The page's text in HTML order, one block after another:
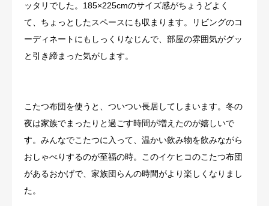
ッタリでした。185×225cmのサイズ感がちょうどよく
て、ちょっとしたスペースにも収まります。リビングのコ
ーディネートにもしっくりなじんで、部屋の雰囲気がグッ
と引き締まった気がします。
こたつ布団を使うと、ついつい長居してしまいます。冬の
夜は家族でまったりと過ごす時間が増えたのが嬉しいで
す。みんなでこたつに入って、温かい飲み物を飲みながら
おしゃべりするのが至福の時。このイケヒコのこたつ布団
があるおかげで、家族団らんの時間がより楽しくなりまし
た。